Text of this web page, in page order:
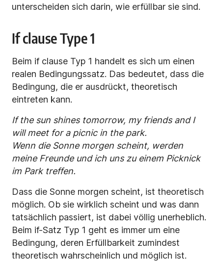
unterscheiden sich darin, wie erfüllbar sie sind.
If clause Type 1
Beim if clause Typ 1 handelt es sich um einen
realen Bedingungssatz. Das bedeutet, dass die
Bedingung, die er ausdrückt, theoretisch
eintreten kann.
If the sun shines tomorrow, my friends and I
will meet for a picnic in the park.
Wenn die Sonne morgen scheint, werden
meine Freunde und ich uns zu einem Picknick
im Park treffen.
Dass die Sonne morgen scheint, ist theoretisch
möglich. Ob sie wirklich scheint und was dann
tatsächlich passiert, ist dabei völlig unerheblich.
Beim if-Satz Typ 1 geht es immer um eine
Bedingung, deren Erfüllbarkeit zumindest
theoretisch wahrscheinlich und möglich ist.